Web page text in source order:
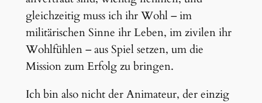
gleichzeitig muss ich ihr Wohl – im
militärischen Sinne ihr Leben, im zivilen ihr
Wohlfühlen – aus Spiel setzen, um die
Mission zum Erfolg zu bringen.
Ich bin also nicht der Animateur, der einzig